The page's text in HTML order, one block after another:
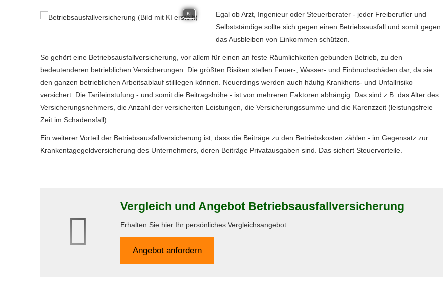
KI
Egal ob Arzt, Ingenieur oder Steuerberater - jeder Freiberufler und
Selbstständige sollte sich gegen einen Betriebsausfall und somit gegen
das Ausbleiben von Einkommen schützen.
So gehört eine Betriebsausfallversicherung, vor allem für einen an feste Räumlichkeiten gebunden Betrieb, zu den
bedeutenderen betrieblichen Versicherungen. Die größten Risiken stellen Feuer-, Wasser- und Einbruchschäden dar, da sie
den ganzen betrieblichen Arbeitsablauf stilllegen können. Neuerdings werden auch häufig Krankheits- und Unfallrisiko
versichert. Die Tarifeinstufung - und somit die Beitragshöhe - ist von mehreren Faktoren abhängig. Das sind z.B. das Alter des
Versicherungsnehmers, die Anzahl der versicherten Leistungen, die Versicherungssumme und die Karenzzeit (leistungsfreie
Zeit im Schadensfall).
Ein weiterer Vorteil der Betriebsausfallversicherung ist, dass die Beiträge zu den Betriebskosten zählen - im Gegensatz zur
Krankentagegeldversicherung des Unternehmers, deren Beiträge Privatausgaben sind. Das sichert Steuervorteile.
Vergleich und Angebot Betriebsausfallversicherung
Erhalten Sie hier Ihr persönliches Vergleichsangebot.
An­ge­bot an­for­dern